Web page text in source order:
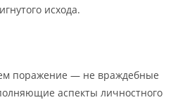
исхода.
поражение — не враждебные
аспекты личностного